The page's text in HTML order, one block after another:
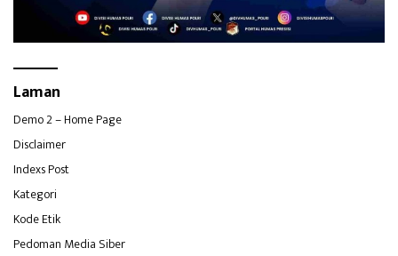
Laman
Demo 2 – Home Page
Disclaimer
Indexs Post
Kategori
Kode Etik
Pedoman Media Siber